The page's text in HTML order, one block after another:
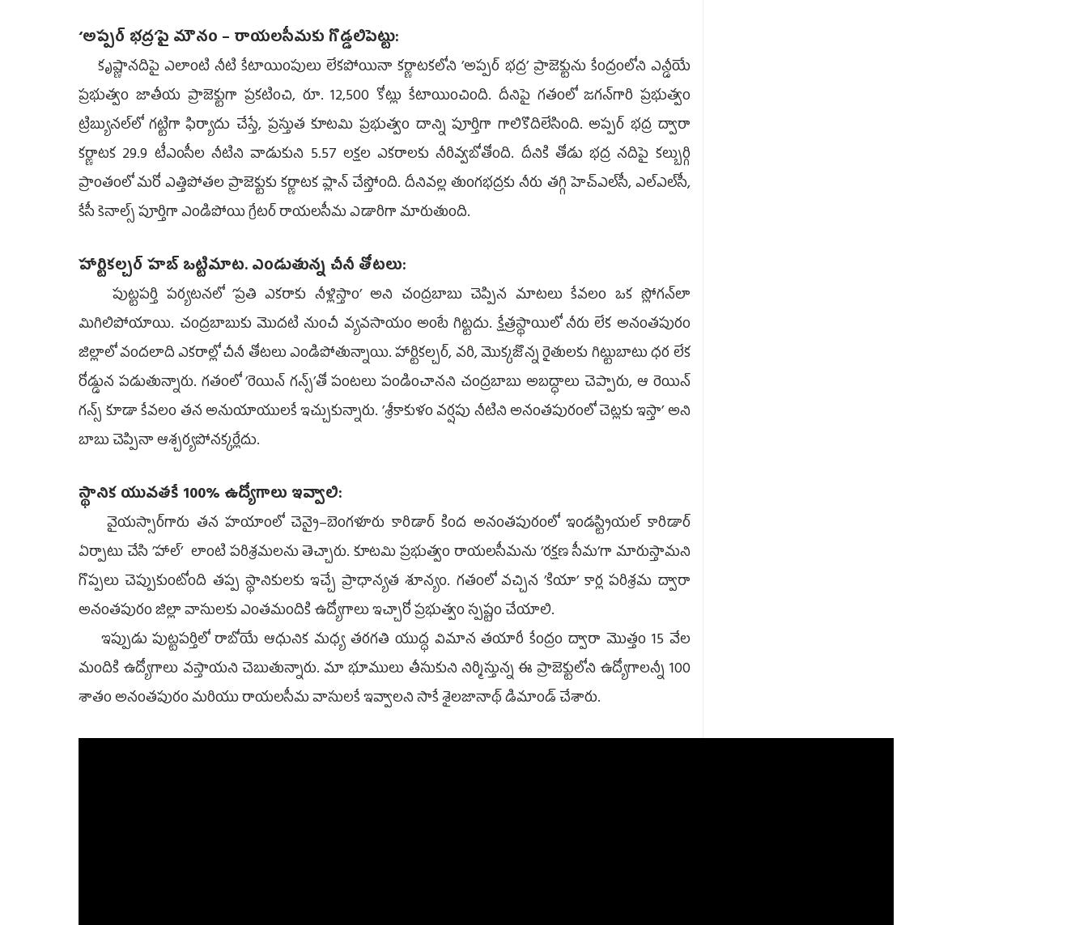
‘అప్పర్‌ భద్ర’పై మౌనం – రాయలసీమకు గొడ్డలిపెట్టు:
కృష్ణానదిపై ఎలాంటి నీటి కేటాయింపులు లేకపోయినా కర్ణాటకలోని ’అప్పర్‌ భద్ర’ ప్రాజెక్టును కేంద్రంలోని ఎన్డీయే
ప్రభుత్వం జాతీయ ప్రాజెక్టుగా ప్రకటించి, రూ. 12,500 కోట్లు కేటాయించింది. దీనిపై గతంలో జగన్‌గారి ప్రభుత్వం
ట్రిబ్యునల్‌లో గట్టిగా ఫిర్యాదు చేస్తే, ప్రస్తుత కూటమి ప్రభుత్వం దాన్ని పూర్తిగా గాలికొదిలేసింది. అప్పర్‌ భద్ర ద్వారా
కర్ణాటక 29.9 టీఎంసీల నీటిని వాడుకుని 5.57 లక్షల ఎకరాలకు నీరివ్వబోతోంది. దీనికి తోడు భద్ర నదిపై కల్బుర్గి
ప్రాంతంలో మరో ఎత్తిపోతల ప్రాజెక్టుకు కర్ణాటక ప్లాన్‌ చేస్తోంది. దీనివల్ల తుంగభద్రకు నీరు తగ్గి హెచ్‌ఎల్‌సీ, ఎల్‌ఎల్‌సీ,
కేసీ కెనాల్స్‌ పూర్తిగా ఎండిపోయి గ్రేటర్‌ రాయలసీమ ఎడారిగా మారుతుంది.
హార్టికల్చర్‌ హబ్‌ ఒట్టిమాట. ఎండుతున్న చీనీ తోటలు:
పుట్టపర్తి పర్యటనలో ’ప్రతి ఎకరాకు నీళ్లిస్తాం’ అని చంద్రబాబు చెప్పిన మాటలు కేవలం ఒక స్లోగన్‌లా
మిగిలిపోయాయి. చంద్రబాబుకు మొదటి నుంచీ వ్యవసాయం అంటే గిట్టదు. క్షేత్రస్థాయిలో నీరు లేక అనంతపురం
జిల్లాలో వందలాది ఎకరాల్లో చీనీ తోటలు ఎండిపోతున్నాయి. హార్టికల్చర్, వరి, మొక్కజొన్న రైతులకు గిట్టుబాటు ధర లేక
రోడ్డున పడుతున్నారు. గతంలో ’రెయిన్‌ గన్స్‌’తో పంటలు పండించానని చంద్రబాబు అబద్ధాలు చెప్పారు, ఆ రెయిన్‌
గన్స్‌ కూడా కేవలం తన అనుయాయులకే ఇచ్చుకున్నారు. ’శ్రీకాకుళం వర్షపు నీటిని అనంతపురంలో చెట్లకు ఇస్తా’ అని
బాబు చెప్పినా ఆశ్చర్యపోనక్కర్లేదు.
స్థానిక యువతకే 100% ఉద్యోగాలు ఇవ్వాలి:
వైయస్సార్‌గారు తన హయాంలో చెన్నై–బెంగళూరు కారిడార్‌ కింద అనంతపురంలో ఇండస్ట్రియల్‌ కారిడార్‌
ఏర్పాటు చేసి ’హాల్‌’ లాంటి పరిశ్రమలను తెచ్చారు. కూటమి ప్రభుత్వం రాయలసీమను ’రక్షణ సీమ’గా మారుస్తామని
గొప్పలు చెప్పుకుంటోంది తప్ప స్థానికులకు ఇచ్చే ప్రాధాన్యత శూన్యం. గతంలో వచ్చిన ’కియా’ కార్ల పరిశ్రమ ద్వారా
అనంతపురం జిల్లా వాసులకు ఎంతమందికి ఉద్యోగాలు ఇచ్చారో ప్రభుత్వం స్పష్టం చేయాలి.
ఇప్పుడు పుట్టపర్తిలో రాబోయే ఆధునిక మధ్య తరగతి యుద్ధ విమాన తయారీ కేంద్రం ద్వారా మొత్తం 15 వేల
మందికి ఉద్యోగాలు వస్తాయని చెబుతున్నారు. మా భూములు తీసుకుని నిర్మిస్తున్న ఈ ప్రాజెక్టులోని ఉద్యోగాలన్నీ 100
శాతం అనంతపురం మరియు రాయలసీమ వాసులకే ఇవ్వాలని సాకే శైలజానాథ్‌ డిమాండ్‌ చేశారు.